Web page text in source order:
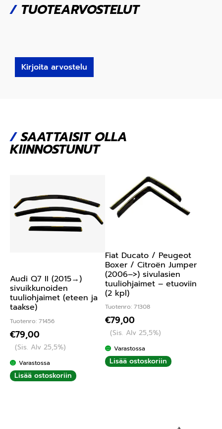
/TUOTEARVOSTELUT
Kirjoita arvostelu
/SAATTAISIT OLLA
KIINNOSTUNUT
Audi Q7 II (2015→)
sivuikkunoiden
tuuliohjaimet (eteen ja
taakse)
Tuotenro: 71456
€79,00
(Sis. Alv 25,5%)
Varastossa
Lisää ostoskoriin
Fiat Ducato / Peugeot
Boxer / Citroën Jumper
(2006–>) sivulasien
tuuliohjaimet – etuoviin
(2 kpl)
Tuotenro: 71308
€79,00
(Sis. Alv 25,5%)
Varastossa
Lisää ostoskoriin